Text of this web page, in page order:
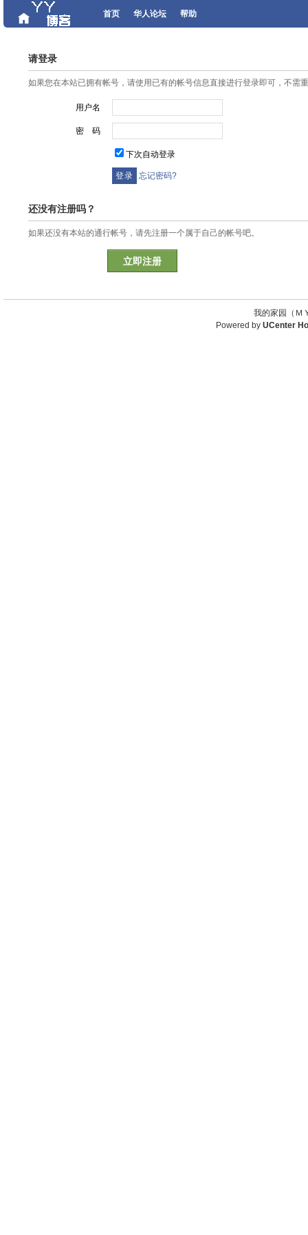
首页 华人论坛 帮助
请登录
如果您在本站已拥有帐号，请使用已有的帐号信息直接进行登录即可，不需
用户名
密 码
下次自动登录
忘记密码?
还没有注册吗？
如果还没有本站的通行帐号，请先注册一个属于自己的帐号吧。
立即注册
我的家园（
Powered by UCenter